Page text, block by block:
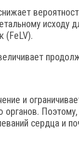
(FeLV).
и
Поэтому,
сердца и